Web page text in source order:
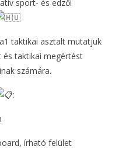
sport- és edzői
taktikai asztalt mutatjuk
és taktikai megértést
számára.
:
írható felület